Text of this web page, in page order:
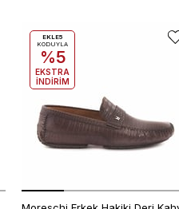
EKLE5
KODUYLA
%5
EKSTRA
İNDİRİM